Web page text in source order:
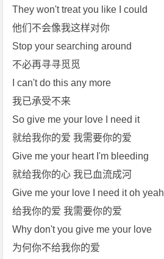
They won't treat you like I could
他们不会像我这样对你
Stop your searching around
不必再寻寻觅觅
I can't do this any more
我已承受不来
So give me your love I need it
就给我你的爱 我需要你的爱
Give me your heart I'm bleeding
就给我你的心 我已血流成河
Give me your love I need it oh yeah
给我你的爱 我需要你的爱
Why don't you give me your love
为何你不给我你的爱